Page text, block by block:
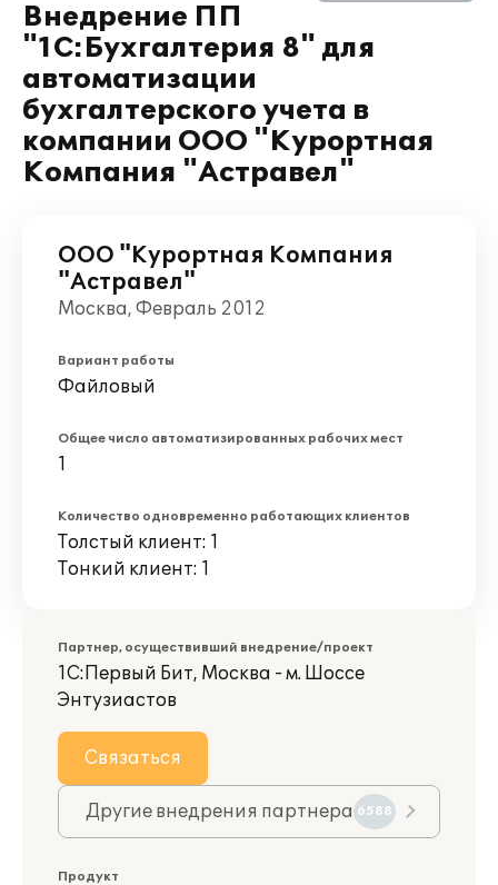
Внедрение ПП
"1С:Бухгалтерия 8" для
автоматизации
бухгалтерского учета в
компании ООО "Курортная
Компания "Астравел"
ООО "Курортная Компания
"Астравел"
Москва, Февраль 2012
Вариант работы
Файловый
Общее число автоматизированных рабочих мест
1
Количество одновременно работающих клиентов
Толстый клиент: 1
Тонкий клиент: 1
Партнер, осуществивший внедрение/проект
1С:Первый Бит, Москва - м. Шоссе
Энтузиастов
Связаться
Другие внедрения партнера 6588
Продукт